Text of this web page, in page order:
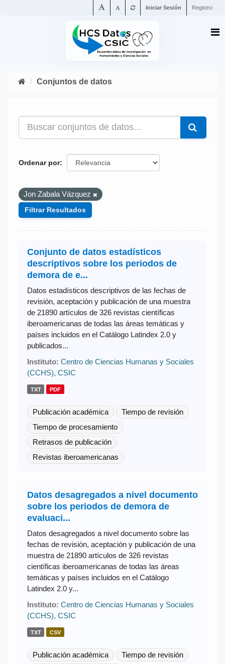
Iniciar Sesión Registro
Conjuntos de datos
Ordenar por
Jon Zabala Vázquez
Filtrar Resultados
Conjunto de datos estadísticos
descriptivos sobre los periodos de
demora de e...
Datos estadísticos descriptivos de las fechas de
revisión, aceptación y publicación de una muestra
de 21890 artículos de 326 revistas científicas
iberoamericanas de todas las áreas temáticas y
países incluidos en el Catálogo Latindex 2.0 y
publicados...
Instituto: Centro de Ciencias Humanas y Sociales
(CCHS), CSIC
TXT PDF
Publicación académica
Tiempo de revisión
Tiempo de procesamiento
Retrasos de publicación
Revistas iberoamericanas
Datos desagregados a nivel documento
sobre los periodos de demora de
evaluaci...
Datos desagregados a nivel documento sobre las
fechas de revisión, aceptación y publicación de una
muestra de 21890 artículos de 326 revistas
científicas iberoamericanas de todas las áreas
temáticas y países incluidos en el Catálogo
Latindex 2.0 y...
Instituto: Centro de Ciencias Humanas y Sociales
(CCHS), CSIC
TXT CSV
Publicación académica
Tiempo de revisión